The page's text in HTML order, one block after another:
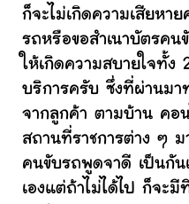
ก็จะไม่เกิดความเสียหา
รถหรือขอสำเนาบัตรคน
ให้เกิดความสบายใจทั้ง
บริการครับ ซึ่งที่ผ่านมา
จากลูกค้า ตามบ้าน คอ
สถานที่ราชการต่าง ๆ
คนขับรถพูดจาดี เป็นกัน
เองแต่ถ้าไม่ได้ไป ก็จะ